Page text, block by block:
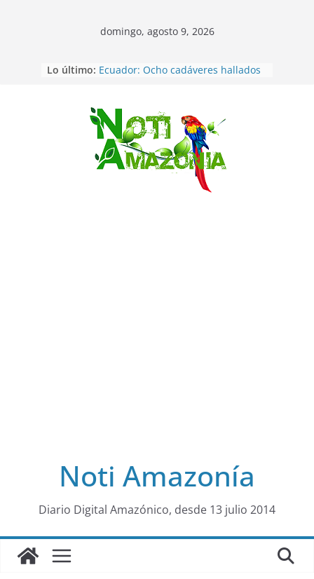
Saltar
al
domingo, agosto 9, 2026
Lo último: Ecuador: Ocho cadáveres hallados
atrajo a miles de personas en la
edición 2026 (video)
Pastaza: Fiscal no emite cargos
contra hombre de 50años que
mantenía relacion de «noviazgo»
con una menor de10 años en
Noti Amazonía
Diario Digital Amazónico, desde 13 julio 2014